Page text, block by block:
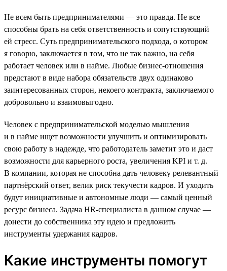
Не всем быть предпринимателями — это правда. Не все
способны брать на себя ответственность и сопутствующий
ей стресс. Суть предпринимательского подхода, о котором
я говорю, заключается в том, что не так важно, на себя
работает человек или в найме. Любые бизнес-отношения
предстают в виде набора обязательств двух одинаково
заинтересованных сторон, некоего контракта, заключаемого
добровольно и взаимовыгодно.
Человек с предпринимательской моделью мышления
и в найме ищет возможности улучшить и оптимизировать
свою работу в надежде, что работодатель заметит это и даст
возможности для карьерного роста, увеличения KPI и т. д.
В компании, которая не способна дать человеку релевантный
партнёрский ответ, велик риск текучести кадров. И уходить
будут инициативные и автономные люди — самый ценный
ресурс бизнеса. Задача HR-специалиста в данном случае —
донести до собственника эту идею и предложить
инструменты удержания кадров.
Какие инструменты помогут